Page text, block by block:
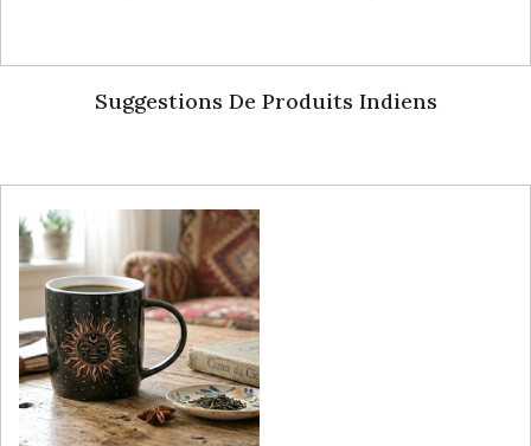
Suggestions De Produits Indiens